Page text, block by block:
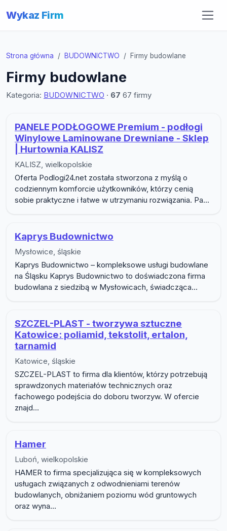
Wykaz Firm
Strona główna BUDOWNICTWO Firmy budowlane
Firmy budowlane
Kategoria: BUDOWNICTWO · 67 67 firmy
PANELE PODŁOGOWE Premium - podłogi
Winylowe Laminowane Drewniane - Sklep
| Hurtownia KALISZ
KALISZ, wielkopolskie
Oferta Podlogi24.net została stworzona z myślą o
codziennym komforcie użytkowników, którzy cenią
sobie praktyczne i łatwe w utrzymaniu rozwiązania. Pa...
Kaprys Budownictwo
Mysłowice, śląskie
Kaprys Budownictwo – kompleksowe usługi budowlane
na Śląsku Kaprys Budownictwo to doświadczona firma
budowlana z siedzibą w Mysłowicach, świadcząca...
SZCZEL-PLAST - tworzywa sztuczne
Katowice: poliamid, tekstolit, ertalon,
tarnamid
Katowice, śląskie
SZCZEL-PLAST to firma dla klientów, którzy potrzebują
sprawdzonych materiałów technicznych oraz
fachowego podejścia do doboru tworzyw. W ofercie
znajd...
Hamer
Luboń, wielkopolskie
HAMER to firma specjalizująca się w kompleksowych
usługach związanych z odwodnieniami terenów
budowlanych, obniżaniem poziomu wód gruntowych
oraz wyna...